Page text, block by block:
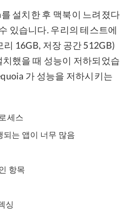
설치한 후 맥북이 느려졌다
있습니다. 우리의 테스트에
16GB, 저장 공간 512GB)
치했을 때 성능이 저하되었습
가 성능을 저하시키는
세스
는 앱이 너무 많음
항목
싱